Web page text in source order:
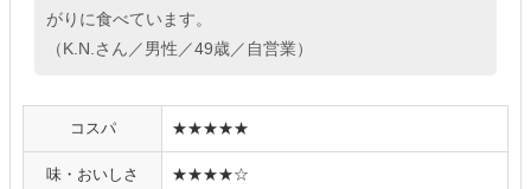
がりに食べています。
（K.N.さん／男性／49歳／自営業）
コスパ ★★★★★
味・おいしさ ★★★★☆